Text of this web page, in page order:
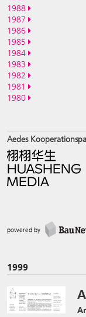
1988
1987
1986
1985
1984
1983
1982
1981
1980
Aedes
powered by
1999